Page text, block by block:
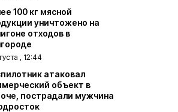
100 кг мясной
уничтожено на
отходов в
, 12:44
атаковал
объект в
пострадали мужчина